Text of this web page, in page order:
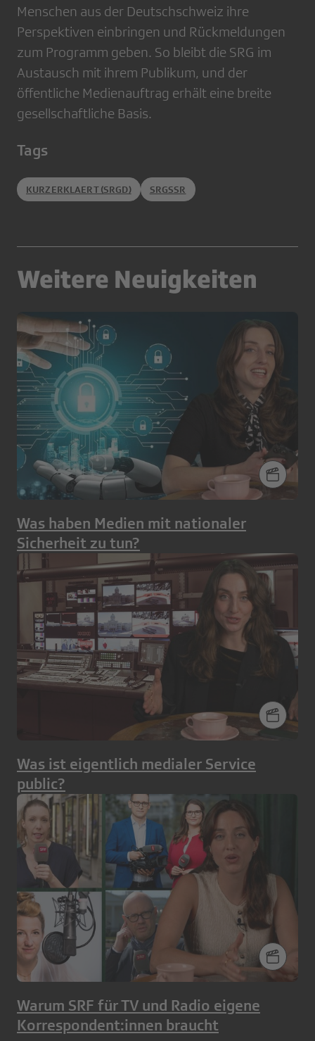
Menschen aus der Deutschschweiz ihre
Perspektiven einbringen und Rückmeldungen
zum Programm geben. So bleibt die SRG im
Austausch mit ihrem Publikum, und der
öffentliche Medienauftrag erhält eine breite
gesellschaftliche Basis.
Tags
KURZERKLAERT (SRGD) SRGSSR
Weitere Neuigkeiten
Was haben Medien mit nationaler
Sicherheit zu tun?
Was ist eigentlich medialer Service
public?
Warum SRF für TV und Radio eigene
Korrespondent:innen braucht